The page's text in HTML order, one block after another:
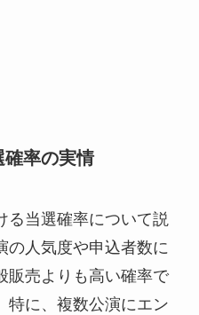
確率の実情
る当選確率について説
の人気度や申込者数に
販売よりも高い確率で
特に、複数公演にエン